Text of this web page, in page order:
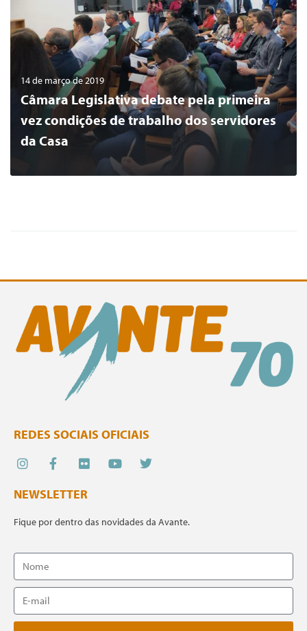
14 de março de 2019
Câmara Legislativa debate pela primeira
vez condições de trabalho dos servidores
da Casa
REDES SOCIAIS OFICIAIS
NEWSLETTER
Fique por dentro das novidades da Avante.